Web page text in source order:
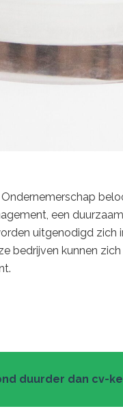
een
uitgenodigd zich
bedrijven kunnen
duurder dan cv-